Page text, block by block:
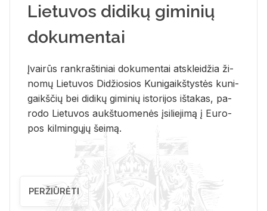
Lietuvos didikų giminių
dokumentai
Įvai­rūs rank­raš­ti­niai do­ku­men­tai at­sklei­džia ži­
no­mų Lie­tu­vos Di­džio­sios Ku­ni­gaikš­tys­tės ku­ni­
gaikš­čių bei di­di­kų gi­mi­nių is­to­ri­jos iš­ta­kas, pa­
ro­do Lie­tu­vos aukš­tuo­me­nės įsi­lie­ji­mą į Eu­ro­
pos kil­min­gų­jų šei­mą.
PERŽIŪRĖTI